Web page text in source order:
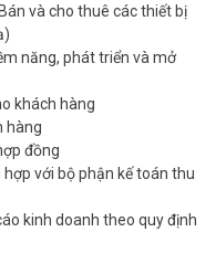
và cho thuê các thiết bị
năng, phát triển và mở
khách hàng
hàng
đồng
với bộ phận kế toán thu
kinh doanh theo quy định